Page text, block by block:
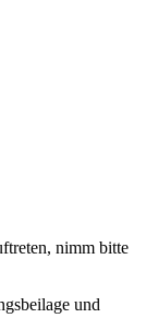
nimm bitte
und